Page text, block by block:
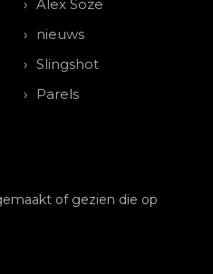
Alex Soze
nieuws
Slingshot
Parels
of gezien die op